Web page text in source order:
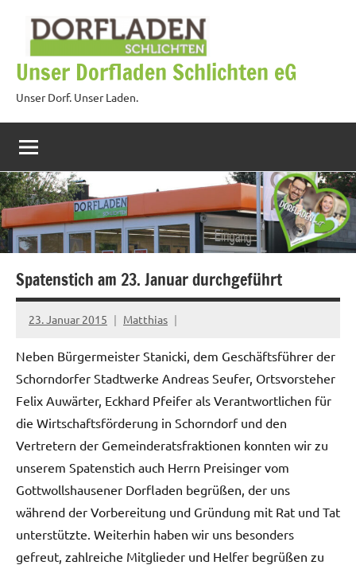
springen
Unser Dorfladen Schlichten eG
Unser Dorf. Unser Laden.
Spatenstich am 23. Januar durchgeführt
23. Januar 2015 Matthias
Neben Bürg­er­meis­ter Stan­ic­ki, dem Geschäfts­führer der
Schorn­dor­fer Stadtwerke Andreas Seufer, Ortsvorste­her
Felix Auwärter, Eck­hard Pfeifer als Ver­ant­wortlichen für
die Wirtschafts­förderung in Schorn­dorf und den
Vertretern der Gemein­der­ats­frak­tio­nen kon­nten wir zu
unserem Spaten­stich auch Her­rn Preisinger vom
Gottwoll­shausen­er Dor­fladen begrüßen, der uns
während der Vor­bere­itung und Grün­dung mit Rat und Tat
unter­stützte. Weit­er­hin haben wir uns beson­ders
gefreut, zahlre­iche Mit­glieder und Helfer begrüßen zu